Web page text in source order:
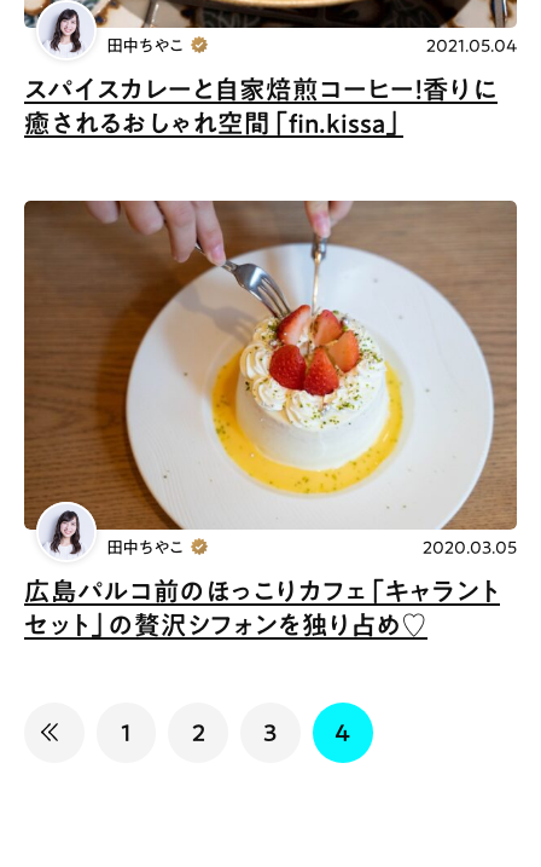
スパイスカレーと自家焙煎コーヒー！香りに
癒されるおしゃれ空間「fin.kissa」
田中ちやこ 2021.05.04
広島パルコ前のほっこりカフェ「キャラント
セット」の贅沢シフォンを独り占め♡
田中ちやこ 2020.03.05
1 2 3 4